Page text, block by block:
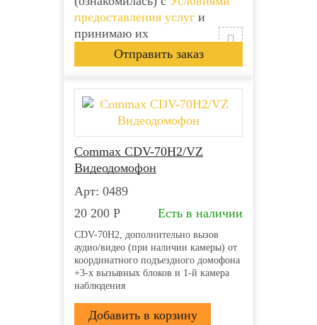
предоставления услуг и
принимаю их
Commax CDV-70H2/VZ
Видеодомофон
Арт: 0489
20 200 Р Есть в наличии
CDV-70H2, дополнительно вызов
аудио/видео (при наличии камеры) от
координатного подъездного домофона
+3-х вызывных блоков и 1-й камера
наблюдения